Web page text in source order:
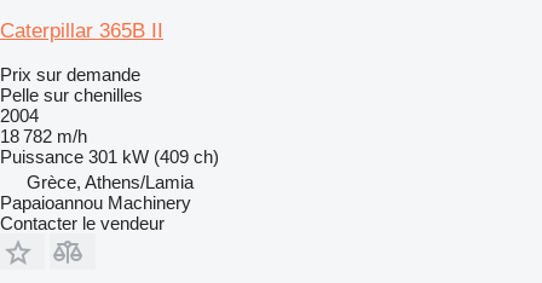
Caterpillar 365B II
Prix sur demande
Pelle sur chenilles
2004
18 782 m/h
Puissance 301 kW (409 ch)
Grèce, Athens/Lamia
Papaioannou Machinery
Contacter le vendeur